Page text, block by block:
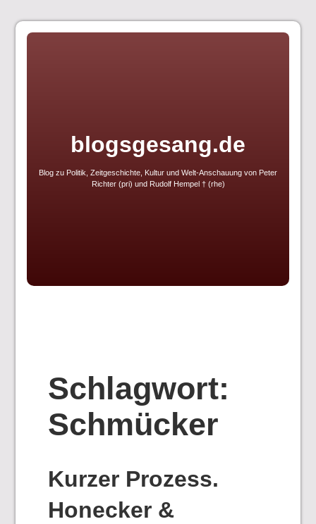
Skip
blogsgesang.de
Blog zu Politik, Zeitgeschichte, Kultur und Welt-Anschauung von Peter
Richter (pri) und Rudolf Hempel † (rhe)
Schlagwort:
Schmücker
Kurzer Prozess.
Honecker &